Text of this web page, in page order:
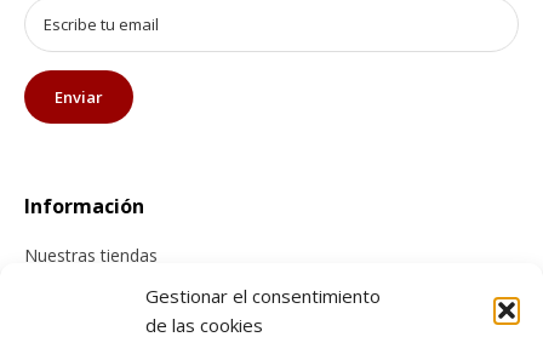
Gestionar el consentimiento
de las cookies
Información
Nuestras tiendas